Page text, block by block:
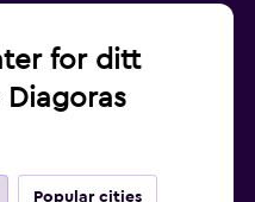
for ditt
Popular cities